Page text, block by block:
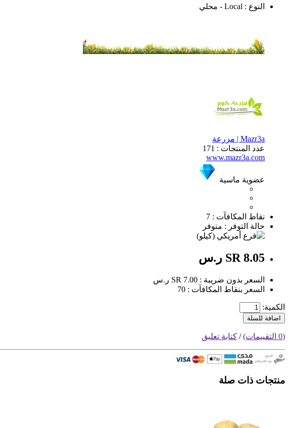
النوع : Local - محلي
Mazr3a | مزرعة
عدد المنتجات : 171
www.mazr3a.com
عضوية ماسية
نقاط المكافآت : 7
حالة التوفر : متوفر
SR 8.05 ر.س
السعر بدون ضريبة : SR 7.00 ر.س
السعر بنقاط المكافآت : 70
الكمية:
اضافة للسلة
(0 التقييمات) / كتابة تعليق
منتجات ذات صلة